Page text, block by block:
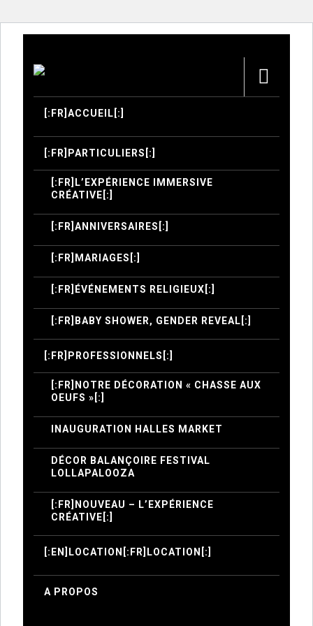
[:FR]ACCUEIL[:]
[:FR]PARTICULIERS[:]
[:FR]L’EXPÉRIENCE IMMERSIVE
CRÉATIVE[:]
[:FR]ANNIVERSAIRES[:]
[:FR]MARIAGES[:]
[:FR]ÉVÉNEMENTS RELIGIEUX[:]
[:FR]BABY SHOWER, GENDER REVEAL[:]
[:FR]PROFESSIONNELS[:]
[:FR]NOTRE DÉCORATION « CHASSE AUX
OEUFS »[:]
INAUGURATION HALLES MARKET
DÉCOR BALANÇOIRE FESTIVAL
LOLLAPALOOZA
[:FR]NOUVEAU – L’EXPÉRIENCE
CRÉATIVE[:]
[:EN]LOCATION[:FR]LOCATION[:]
A PROPOS